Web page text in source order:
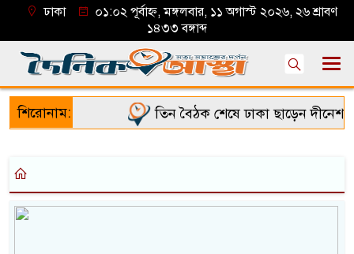
ঢাকা
০১:০২ পূর্বাহ্ন, মঙ্গলবার, ১১ অগাস্ট ২০২৬, ২৬ শ্রাবণ
১৪৩৩ বঙ্গাব্দ
শিরোনাম: তিন বৈঠক শেষে ঢাকা ছাড়েন দীনেশ